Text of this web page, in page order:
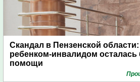
Скандал в Пензенской
ребенком-инвалидом осталась
помощи